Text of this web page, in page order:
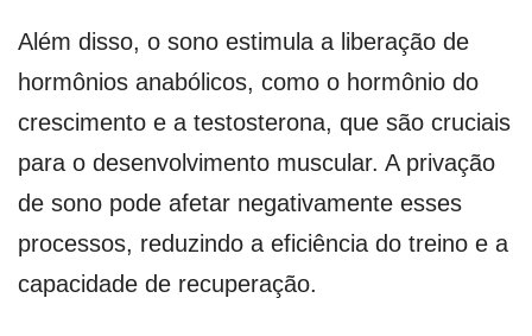
Além disso, o sono estimula a liberação de
hormônios anabólicos, como o hormônio do
crescimento e a testosterona, que são cruciais
para o desenvolvimento muscular. A privação
de sono pode afetar negativamente esses
processos, reduzindo a eficiência do treino e a
capacidade de recuperação.